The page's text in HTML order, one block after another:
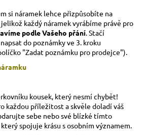
si náramek lehce přizpůsobíte na
každý náramek vyrábíme právě pro
podle Vašeho přání. Stačí
do poznámky ve 3. kroku
"Zadat poznámku pro prodejce").
kousek, který nesmí chybět!
každou příležitost a skvěle doladí váš
sebe nebo své blízké tímto
spojuje krásu s osobním významem.